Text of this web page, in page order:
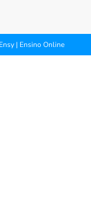
| Ensino Online